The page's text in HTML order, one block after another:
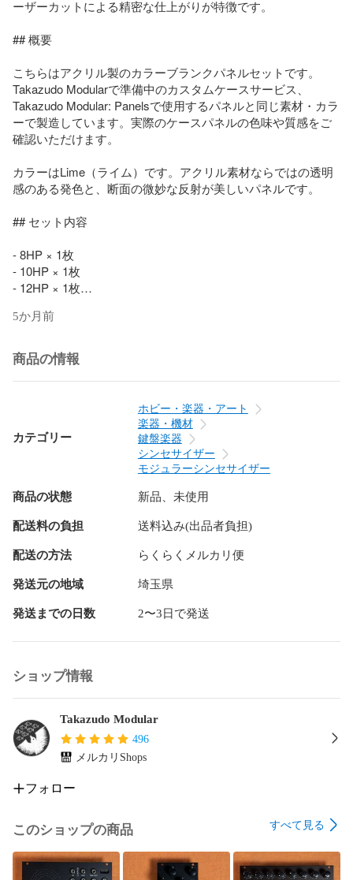
ーザーカットによる精密な仕上がりが特徴です。
## 概要
こちらはアクリル製のカラーブランクパネルセットです。
Takazudo Modularで準備中のカスタムケースサービス、
Takazudo Modular: Panelsで使用するパネルと同じ素材・カラ
ーで製造しています。実際のケースパネルの色味や質感をご
確認いただけます。
カラーはLime（ライム）です。アクリル素材ならではの透明
感のある発色と、断面の微妙な反射が美しいパネルです。
## セット内容
- 8HP × 1枚
- 10HP × 1枚
- 12HP × 1枚
- 16HP × 1枚
計6枚のブランクパネルが入っています。
- 素材: アクリル
枚、計6枚）
## カラーバリエーション
- Lime（ライム）← こちらの商品
- Red（レッド）
- OceanBlue（オーシャンブルー）
- Shadow（シャドー）
各色にSセット（小: 1HP〜6HP）とLセット（大: 8HP〜
20HP）をご用意しています。
---
この商品説明は、以下当店Webサイトの簡略版です。
併せてご確認いただけると幸いです。
Takazudo Modular: ブランクパネル: Iromihon-ACR紹介
5か月前
商品の情報
カテゴリー
ホビー・楽器・アート
楽器・機材
鍵盤楽器
シンセサイザー
モジュラーシンセサイザー
商品の状態 新品、未使用
配送料の負担 送料込み(出品者負担)
配送の方法 らくらくメルカリ便
発送元の地域 埼玉県
発送までの日数 2〜3日で発送
ショップ情報
Takazudo Modular
496
メルカリShops
フォロー
このショップの商品 すべて見る